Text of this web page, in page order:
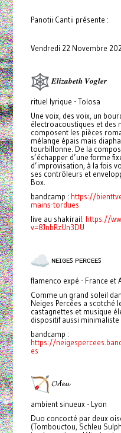
Panotii Cantii présente :
Vendredi 22 Novembre
𝑬𝒍𝒊𝒛𝒂𝒃𝒆𝒕𝒉 𝑽𝒐𝒈𝒍𝒆𝒓
rituel lyrique - Tolosa
Une voix, des voix, un
électroacoustiques et des
composent les pièces
mélange épais mais
tourbillonne. De la
s’échapper d’une forme
d’improvisation, à la fois
ses contrôleurs et
Box.
bandcamp : https://
mains-tordues
live au shakirail: https://
v=8JnbRzUn3DU
ɴᴇɪɢᴇꜱ ᴘᴇʀᴄᴇᴇꜱ
flamenco expé - France et
Comme un grand soleil
Neiges Percées a scotché
castagnettes et musique
dispositif aussi minimaliste
bandcamp :
https://
es
𝓞𝓻f𝓮𝓾
ambient sinueux - Lyon
Duo concocté par deux
(Tombouctou, Schleu